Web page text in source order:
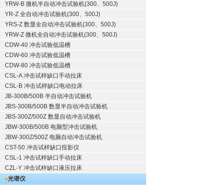
YRW-B 微机半自动冲击试验机(300、500J)
YR-Z 全自动冲击试验机(300、500J)
YRS-Z 数显全自动冲击试验机(300、500J)
YRW-Z 微机全自动冲击试验机(300、500J)
CDW-40 冲击试验低温槽
CDW-60 冲击试验低温槽
CDW-80 冲击试验低温槽
CSL-A 冲击试样缺口手动拉床
CSL-B 冲击试样缺口电动拉床
JB-300B/500B 半自动冲击试验机
JBS-300B/500B 数显半自动冲击试验机
JBS-300Z/500Z 数显自动冲击试验机
JBW-300B/500B 电脑型冲击试验机
JBW-300Z/500Z 电脑自动冲击试验机
CST-50 冲击试样缺口投影仪
CSL-1 冲击试样缺口手动拉床
CZL-Y 冲击试样缺口液压拉床
光谱仪